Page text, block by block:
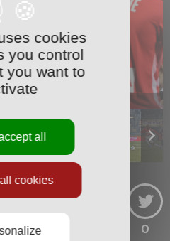
0
cookies
you control
you want to
all
cookies